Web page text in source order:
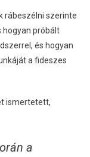
rábeszélni szerinte
hogyan próbált
és hogyan
a fideszes
ismertetett,
a